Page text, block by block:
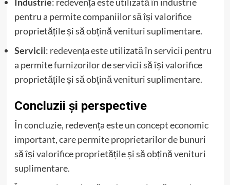
pentru a permite companiilor să își valorifice
proprietățile și să obțină venituri suplimentare.
Servicii: redevența este utilizată în servicii pentru
a permite furnizorilor de servicii să își valorifice
proprietățile și să obțină venituri suplimentare.
Concluzii și perspective
În concluzie, redevența este un concept economic
important, care permite proprietarilor de bunuri
să își valorifice proprietățile și să obțină venituri
suplimentare.